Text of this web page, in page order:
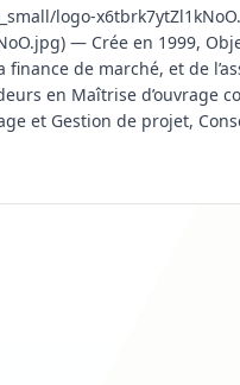
logo-
— Crée en 1999,
de marché, et de
en Maîtrise d’ouvrage
et Gestion de projet,